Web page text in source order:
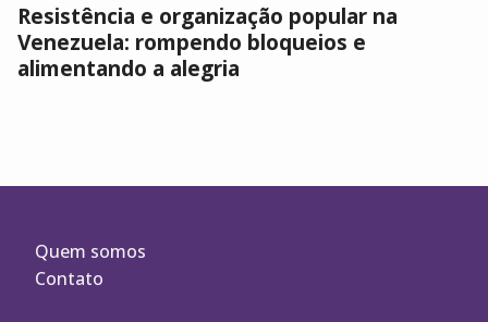
Resistência e organização popular na
Venezuela: rompendo bloqueios e
alimentando a alegria
Quem somos
Contato